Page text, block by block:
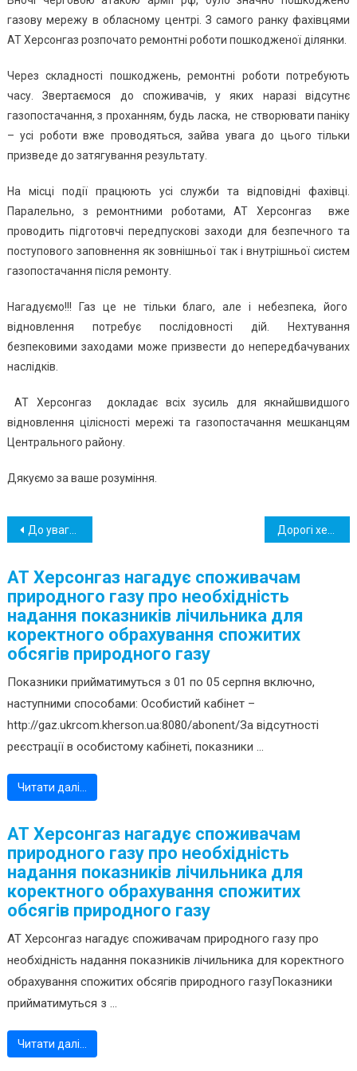
газову мережу в обласному центрі. З самого ранку фахівцями
АТ Херсонгаз розпочато ремонтні роботи пошкодженої ділянки.
Через складності пошкоджень, ремонтні роботи потребують
часу. Звертаємося до споживачів, у яких наразі відсутнє
газопостачання, з проханням, будь ласка, не створювати паніку
– усі роботи вже проводяться, зайва увага до цього тільки
призведе до затягування результату.
На місці події працюють усі служби та відповідні фахівці.
Паралельно, з ремонтними роботами, АТ Херсонгаз вже
проводить підготовчі передпускові заходи для безпечного та
поступового заповнення як зовнішньої так і внутрішньої систем
газопостачання після ремонту.
Нагадуємо!!! Газ це не тільки благо, але і небезпека, його
відновлення потребує послідовності дій. Нехтування
безпековими заходами може призвести до непередбачуваних
наслідків.
АТ Херсонгаз докладає всіх зусиль для якнайшвидшого
відновлення цілісності мережі та газопостачання мешканцям
Центрального району.
Дякуємо за ваше розуміння.
Навігація
До уваги споживачів природного газу, які мешкають у багатоквартирних будинках
АТ Херсонгаз нагадує споживачам
природного газу про необхідність
надання показників лічильника для
коректного обрахування спожитих
обсягів природного газу
Показники прийматимуться з 01 по 05 серпня включно,
наступними способами: Особистий кабінет –
http://gaz.ukrcom.kherson.ua:8080/abonent/За відсутності
реєстрації в особистому кабінеті, показники ...
Читати далі…
АТ Херсонгаз нагадує споживачам
природного газу про необхідність
надання показників лічильника для
коректного обрахування спожитих
обсягів природного газу
АТ Херсонгаз нагадує споживачам природного газу про
необхідність надання показників лічильника для коректного
обрахування спожитих обсягів природного газуПоказники
прийматимуться з ...
Читати далі…